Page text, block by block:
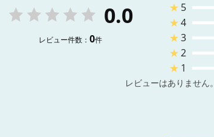
0.0
レビュー件数： 0件
★ 5
★4
★3
★2
★ 1
レビューはありません。